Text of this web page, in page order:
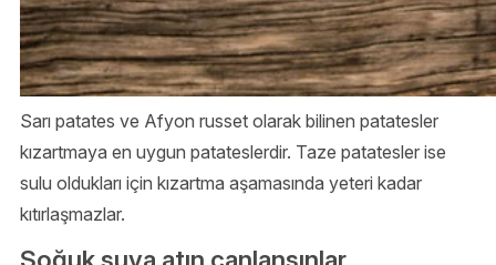
Sarı patates ve Afyon russet olarak bilinen patatesler
kızartmaya en uygun patateslerdir. Taze patatesler ise
sulu oldukları için kızartma aşamasında yeteri kadar
kıtırlaşmazlar.